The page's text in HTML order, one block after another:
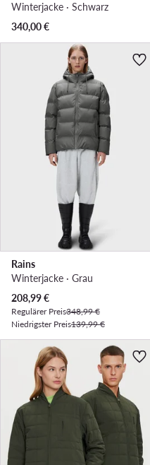
Winterjacke · Schwarz
340,00€
Rains
Winterjacke · Grau
Aktueller Preis
208,99€
Regulärer Preis348,99 €
Niedrigster Preis139,99 €